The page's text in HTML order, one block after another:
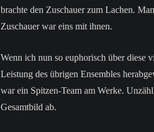
brachte den Zuschauer zum Lachen.
Zuschauer war eins mit ihnen.
Wenn ich nun so euphorisch über diese
Leistung des übrigen Ensembles
war ein Spitzen-Team am Werke.
Gesamtbild ab.